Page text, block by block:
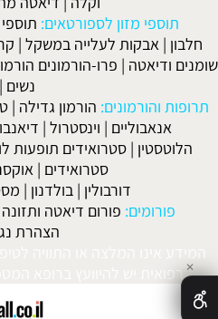
תוספי מזון לספורטאים:
חלבון |אבקות לעלייה במשקל |
שומנים ודיאטה | פרו-הורמונים
נשים |
תרופות והורמונים: הורמון גדילה |
אנאבוליים | וינסטרול |
הלוטסטין | סטרואידים תופעות
סטרואידים |
דורבולין |בולדנון |
פורומים: פורום דיאטה ותזונה
הצהרת
המידע אינו המלצה או התוויה
רפואית יש להיוועץ ברופא ✕